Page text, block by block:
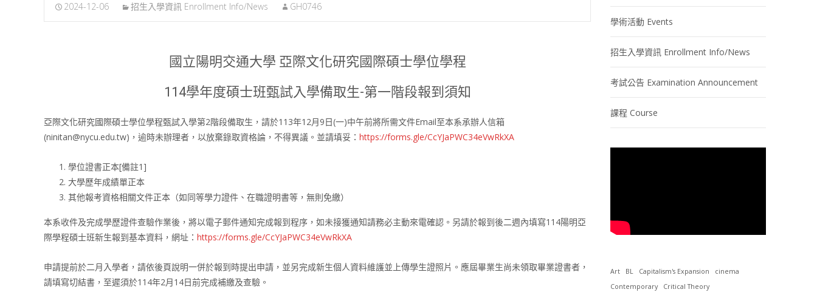
2024-12-06 招生入學資訊 Enrollment Info/News GH0746
國立陽明交通大學 亞際文化研究國際碩士學位學程
114學年度碩士班甄試入學備取生-第一階段報到須知
亞際文化研究國際碩士學位學程甄試入學第2階段備取生，請於113年12月9日(一)中午前將所需文件Email至本系承辦人信箱
(ninitan@nycu.edu.tw)，逾時未辦理者，以放棄錄取資格論，不得異議。並請填妥： https://forms.gle/CcYJaPWC34eVwRkXA
學位證書正本[備註1]
大學歷年成績單正本
其他報考資格相關文件正本（如同等學力證件、在職證明書等，無則免繳）
本系收件及完成學歷證件查驗作業後，將以電子郵件通知完成報到程序，如未接獲通知請務必主動來電確認。另請於報到後二週內填寫114陽明亞
際學程碩士班新生報到基本資料，網址： https://forms.gle/CcYJaPWC34eVwRkXA
申請提前於二月入學者，請依後頁說明一併於報到時提出申請，並另完成新生個人資料維護並上傳學生證照片。應屆畢業生尚未領取畢業證書者，
請填寫切結書，至遲須於114年2月14日前完成補繳及查驗。
學術活動 Events
招生入學資訊 Enrollment Info/News
考試公告 Examination Announcement
課程 Course
Art BL Capitalism's Expansion
cinema
Contemporary
Critical Theory